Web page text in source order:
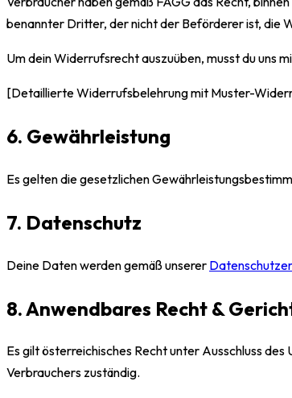
benannter Dritter, der nicht der Beförderer ist, die
Um dein Widerrufsrecht auszuüben, musst du uns
[Detaillierte Widerrufsbelehrung mit Muster-
6. Gewährleistung
Es gelten die gesetzlichen
7. Datenschutz
Deine Daten werden gemäß unserer
8. Anwendbares Recht &
Es gilt österreichisches Recht unter Ausschluss
Verbrauchers zuständig.